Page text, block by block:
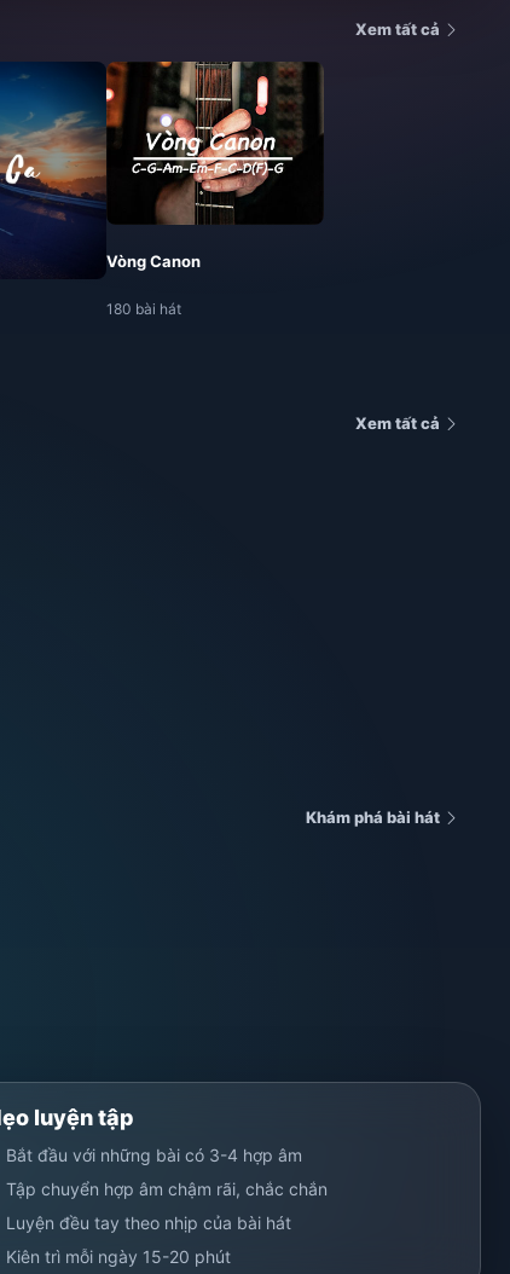
Xem tất cả
Vòng Canon
180 bài hát
Xem tất cả
Khám phá bài hát
luyện tập
Bắt đầu với những bài có 3-4 hợp âm
Tập chuyển hợp âm chậm rãi, chắc chắn
Luyện đều tay theo nhịp của bài hát
Kiên trì mỗi ngày 15-20 phút